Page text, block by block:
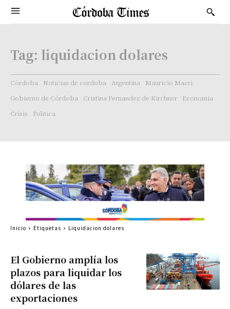
Tag: liquidacion dolares
Córdoba Noticias de cordoba Argentina
Mauricio Macri
Gobierno de Córdoba
Cristina Fernandez de Kirchner
Economía
Crisis
Politica
El Gobierno amplía los
plazos para liquidar los
dólares de las
exportaciones
Inicio Etiquetas Liquidacion dolares